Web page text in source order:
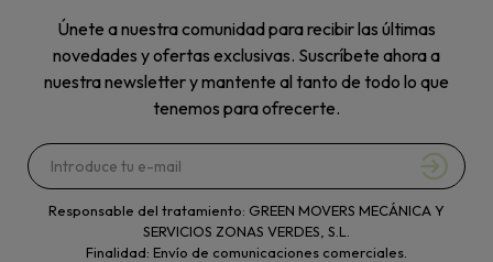
Únete a nuestra comunidad para recibir las últimas
novedades y ofertas exclusivas. Suscríbete ahora a
nuestra newsletter y mantente al tanto de todo lo que
tenemos para ofrecerte.
Responsable del tratamiento: GREEN MOVERS MECÁNICA Y
SERVICIOS ZONAS VERDES, S.L.
Finalidad: Envío de comunicaciones comerciales.